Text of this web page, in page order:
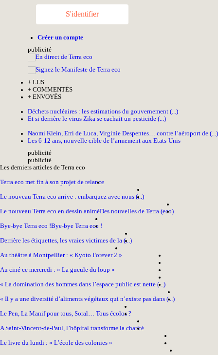
S'identifier
Créer un compte
publicité
+ LUS
+ COMMENTÉS
+ ENVOYÉS
Déchets nucléaires : les estimations du gouvernement (...)
Et si derrière le virus Zika se cachait un pesticide (...)
Naomi Klein, Erri de Luca, Virginie Despentes… contre l’aéroport de (...)
Les 6-12 ans, nouvelle cible de l’armement aux Etats-Unis
publicité
publicité
Les derniers articles de Terra eco
Terra eco met fin à son projet de relance
Le nouveau Terra eco arrive : embarquez avec nous (...)
Le nouveau Terra eco en dessin animéDes nouvelles de Terra (eco)
Bye-bye Terra eco !Bye-bye Terra eco !
Derrière les étiquettes, les vraies victimes de la (...)
Au théâtre à Montpellier : « Kyoto Forever 2 »
Au ciné ce mercredi : « La gueule du loup »
« La domination des hommes dans l’espace public est nette (...)
« Il y a une diversité d’aliments végétaux qui n’existe pas dans (...)
Le Pen, La Manif pour tous, Soral… Tous écolos ?
A Saint-Vincent-de-Paul, l’hôpital transforme la charité
Le livre du lundi : « L’école des colonies »